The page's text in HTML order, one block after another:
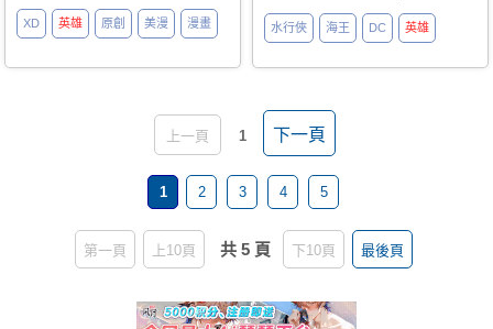
XD 英雄 原創 美漫 漫畫 水行俠 海王 DC 英雄
上一頁 1 下一頁
1 2 3 4 5
第一頁 上10頁 共 5 頁 下10頁 最後頁